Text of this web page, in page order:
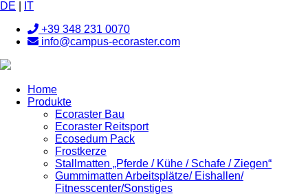
DE
IT
+39 348 231 0070
info@campus-ecoraster.com
Home
Produkte
Ecoraster Bau
Ecoraster Reitsport
Ecosedum Pack
Frostkerze
Stallmatten „Pferde / Kühe / Schafe / Ziegen“
Gummimatten Arbeitsplätze/ Eishallen/
Fitnesscenter/Sonstiges